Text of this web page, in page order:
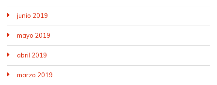
junio 2019
mayo 2019
abril 2019
marzo 2019